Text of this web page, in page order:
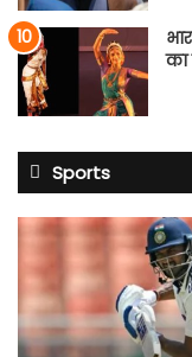
का
Sports
साई
श्रीलंका
सीरीज